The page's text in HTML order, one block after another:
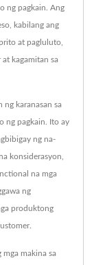
ng pagkain. Ang
kabilang ang
at pagluluto,
kagamitan sa
ng karanasan sa
ng pagkain. Ito ay
ng na-
konsiderasyon,
na mga
ng
produktong
mga makina sa